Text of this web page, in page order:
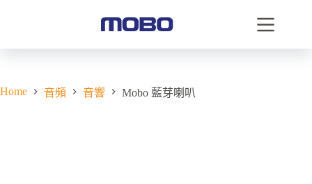
Home 音頻 音響 Mobo 藍芽喇叭